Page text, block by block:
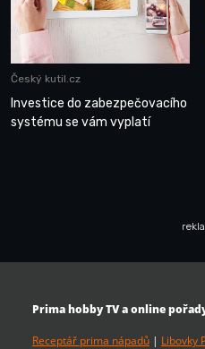
Český kutil.cz
Investice do zabezpečovacího
systému se vám vyplatí
Prima hobby TV a online
Receptář prima nápadů | Libovky